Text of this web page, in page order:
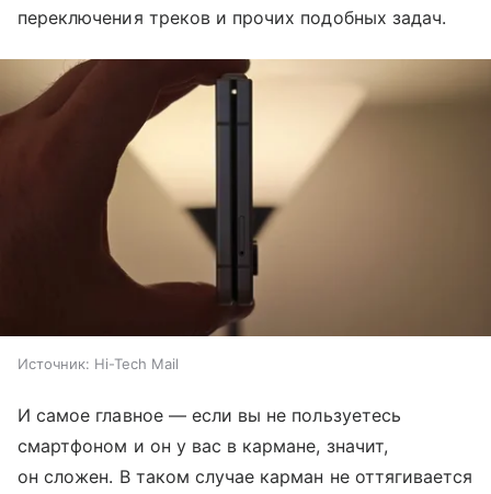
переключения треков и прочих подобных задач.
Источник: Hi-Tech Mail
И самое главное — если вы не пользуетесь
смартфоном и он у вас в кармане, значит,
он сложен. В таком случае карман не оттягивается